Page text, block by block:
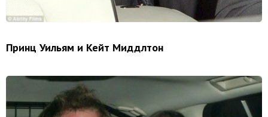
Принц Уильям и Кейт Миддлтон